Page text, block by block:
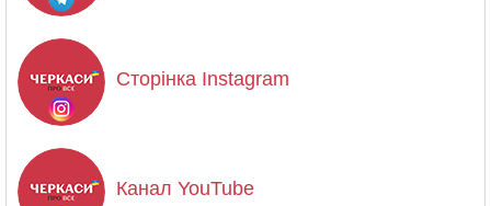
Сторінка Instagram
Канал YouTube